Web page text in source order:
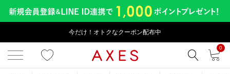
今だけ！オトクなクーポン配布中
0